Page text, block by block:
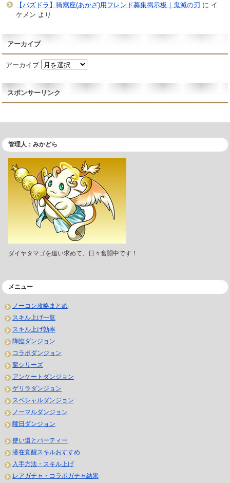
【パズドラ】猗窩座(あかざ)用フレンド募集掲示板｜鬼滅の刃 に イ
ケメン より
アーカイブ
アーカイブ
スポンサーリンク
管理人：みかどら
ダイヤタマゴを追い求めて、日々奮闘中です！
メニュー
ノーコン攻略まとめ
スキル上げ一覧
スキル上げ効率
降臨ダンジョン
コラボダンジョン
龍シリーズ
アンケートダンジョン
ゲリラダンジョン
スペシャルダンジョン
ノーマルダンジョン
曜日ダンジョン
使い道とパーティー
潜在覚醒スキルおすすめ
入手方法・スキル上げ
レアガチャ・コラボガチャ結果